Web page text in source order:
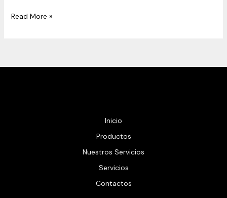
Read More »
Inicio
Productos
Nuestros Servicios
Servicios
Contactos